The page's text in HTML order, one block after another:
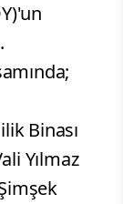
Binası
Yılmaz